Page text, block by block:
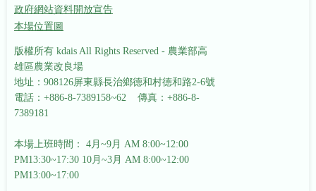
政府網站資料開放宣告
本場位置圖
版權所有 kdais All Rights Reserved - 農業部高
雄區農業改良場
地址：908126屏東縣長治鄉德和村德和路2-6號
電話：+886-8-7389158~62 傳真：+886-8-
7389181
本場上班時間： 4月~9月 AM 8:00~12:00
PM13:30~17:30 10月~3月 AM 8:00~12:00
PM13:00~17:00